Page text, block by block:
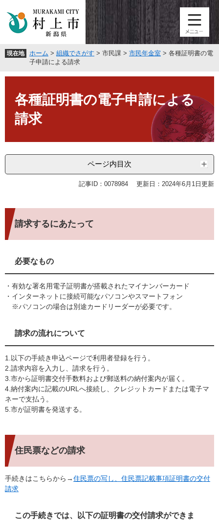
頭
す
飛
し
現在地 ホーム > 組織でさがす > 市民課 > 市民年金室 > 各種証明書の電
子申請による請求
各種証明書の電子申請による
請求
ページ内目次
記事ID：0078984 更新日：2024年6月1日更新
請求するにあたって
必要なもの
・有効な署名用電子証明書が搭載されたマイナンバーカード
・インターネットに接続可能なパソコンやスマートフォン
※パソコンの場合は別途カードリーダーが必要です。
請求の流れについて
1.以下の手続き申込ページで利用者登録を行う。
2.請求内容を入力し、請求を行う。
3.市から証明書交付手数料および郵送料の納付案内が届く。
4.納付案内に記載のURLへ接続し、クレジットカードまたは電子マ
ネーで支払う。
5.市が証明書を発送する。
住民票などの請求
手続きはこちらから→住民票の写し、住民票記載事項証明書の交付
請求
この手続きでは、以下の証明書の交付請求ができま